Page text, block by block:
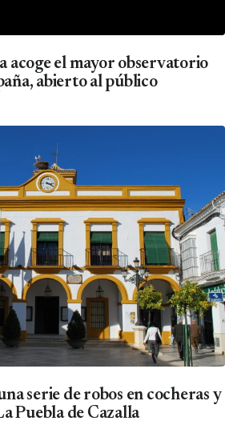
acoge el mayor observatorio
abierto al público
serie de robos en cocheras y
Puebla de Cazalla